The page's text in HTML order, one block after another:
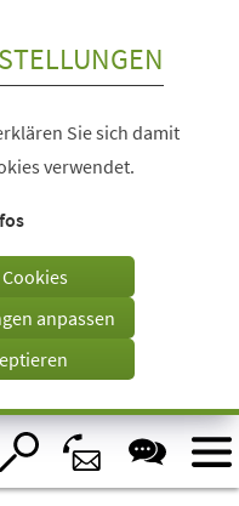
Sie sich damit
verwendet.
anpassen